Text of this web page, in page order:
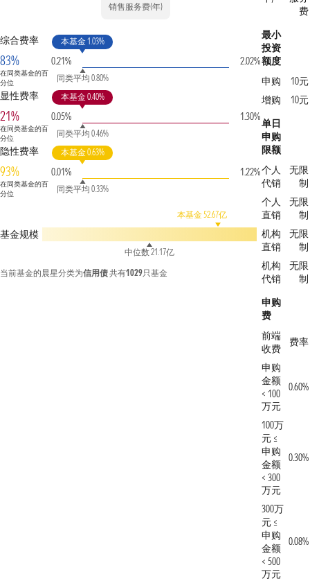
销售服务费(年)
综合费率
83%
在同类基金的百
分位
0.21%
本基金 1.03%
同类平均 0.80%
2.02%
显性费率
21%
在同类基金的百
分位
0.05%
本基金 0.40%
同类平均 0.46%
1.30%
隐性费率
93%
在同类基金的百
分位
0.01%
本基金 0.63%
同类平均 0.33%
1.22%
基金规模
本基金 52.67亿
中位数 21.17亿
当前基金的晨星分类为信用债共有1029只基金
费
最小
投资
额度
申购
10元
增购
10元
单日
申购
限额
个人
代销
无限
制
个人
直销
无限
制
机构
直销
无限
制
机构
代销
无限
制
申购
费
前端
收费
费率
申购
金额
< 100
万元
0.60%
100万
元 ≤
申购
金额
< 300
万元
0.30%
300万
元 ≤
申购
金额
< 500
万元
0.08%